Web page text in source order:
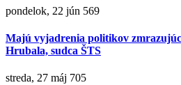
pondelok, 22 jún 569
Majú vyjadrenia politikov
Hrubala, sudca ŠTS
streda, 27 máj 705